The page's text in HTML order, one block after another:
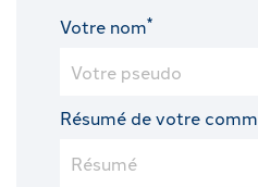
Votre nom*
Résumé de votre